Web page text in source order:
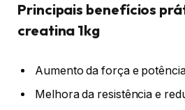
Principais benefícios
creatina 1kg
Aumento da força e
Melhora da resistência e